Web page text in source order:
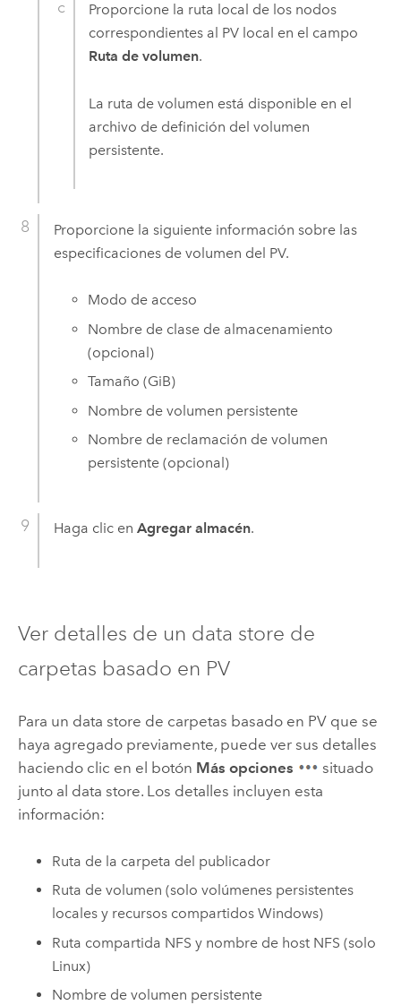
Proporcione la ruta local de los nodos
correspondientes al PV local en el campo
Ruta de volumen.
La ruta de volumen está disponible en el
archivo de definición del volumen
persistente.
Proporcione la siguiente información sobre las
especificaciones de volumen del PV.
Modo de acceso
Nombre de clase de almacenamiento
(opcional)
Tamaño (GiB)
Nombre de volumen persistente
Nombre de reclamación de volumen
persistente (opcional)
Haga clic en Agregar almacén.
Ver detalles de un data store de
carpetas basado en PV
Para un data store de carpetas basado en PV que se
haya agregado previamente, puede ver sus detalles
haciendo clic en el botón Más opciones
situado
junto al data store. Los detalles incluyen esta
información:
Ruta de la carpeta del publicador
Ruta de volumen (solo volúmenes persistentes
locales y recursos compartidosWindows)
Ruta compartida NFS y nombre de host NFS (solo
Linux)
Nombre de volumen persistente